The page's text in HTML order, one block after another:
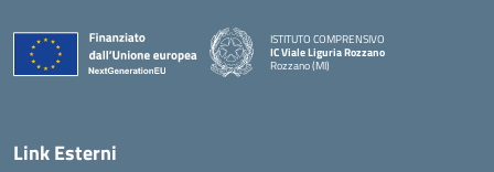
ISTITUTO COMPRENSIVO
IC Viale Liguria Rozzano
Rozzano (MI)
Link Esterni